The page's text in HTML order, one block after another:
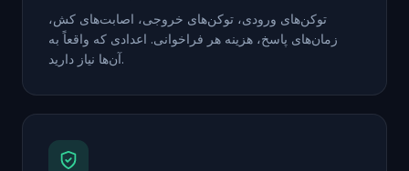
توکن‌های ورودی، توکن‌های خروجی، اصابت‌های کش،
زمان‌های پاسخ، هزینه هر فراخوانی. اعدادی که واقعاً به
آن‌ها نیاز دارید.